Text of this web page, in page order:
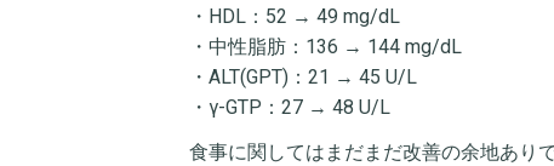
・HDL：52 → 49 mg/dL
・中性脂肪：136 → 144 mg/dL
・ALT(GPT)：21 → 45 U/L
・γ-GTP：27 → 48 U/L
食事に関してはまだまだ改善の余地あり